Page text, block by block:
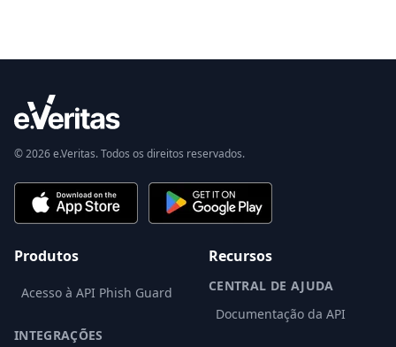
© 2026 e.Veritas. Todos os direitos reservados.
Produtos
Acesso à API Phish Guard
INTEGRAÇÕES
Recursos
CENTRAL DE AJUDA
Documentação da API